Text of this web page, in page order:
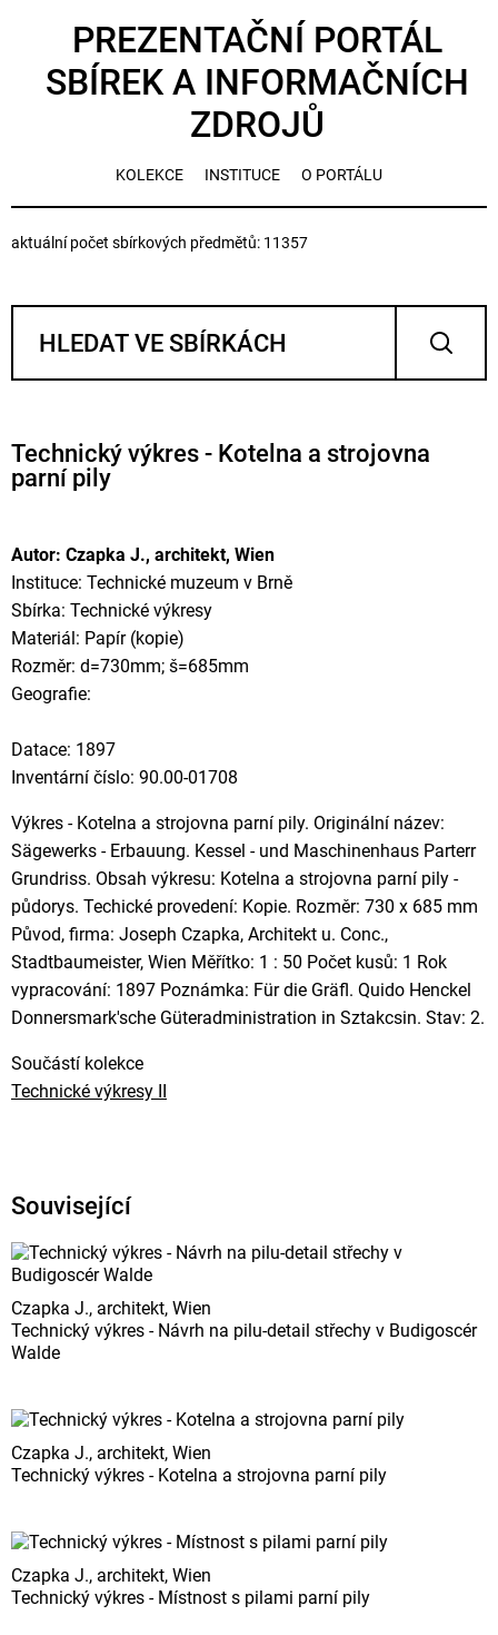
PREZENTAČNÍ PORTÁL
SBÍREK A INFORMAČNÍCH
ZDROJŮ
KOLEKCE INSTITUCE O PORTÁLU
aktuální počet sbírkových předmětů: 11357
Technický výkres - Kotelna a strojovna
parní pily
Autor: Czapka J., architekt, Wien
Instituce: Technické muzeum v Brně
Sbírka: Technické výkresy
Materiál: Papír (kopie)
Rozměr: d=730mm; š=685mm
Geografie:
Datace: 1897
Inventární číslo: 90.00-01708
Výkres - Kotelna a strojovna parní pily. Originální název:
Sägewerks - Erbauung. Kessel - und Maschinenhaus Parterr
Grundriss. Obsah výkresu: Kotelna a strojovna parní pily -
půdorys. Techické provedení: Kopie. Rozměr: 730 x 685 mm
Původ, firma: Joseph Czapka, Architekt u. Conc.,
Stadtbaumeister, Wien Měřítko: 1 : 50 Počet kusů: 1 Rok
vypracování: 1897 Poznámka: Für die Gräfl. Quido Henckel
Donnersmark'sche Güteradministration in Sztakcsin. Stav: 2.
Součástí kolekce
Technické výkresy II
Související
Czapka J., architekt, Wien
Technický výkres - Návrh na pilu-detail střechy v Budigoscér
Walde
Czapka J., architekt, Wien
Technický výkres - Kotelna a strojovna parní pily
Czapka J., architekt, Wien
Technický výkres - Místnost s pilami parní pily